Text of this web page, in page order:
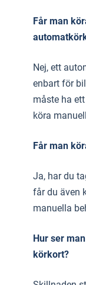
Får man
Nej, ett
enbart för
måste ha
köra
Får man
Ja, har du
får du även
manuella
Hur ser
körkort?